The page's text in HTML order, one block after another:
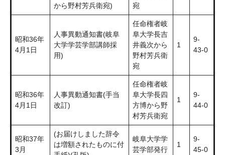
から野村芳兵衛宛)
宛
昭和36年
4月1日
人事異動通知書(岐阜
大学学芸学部講師採
用)
任命権者岐
阜大学長吉
井義次から
野村芳兵衛
宛
1
9-
43-0
昭和36年
4月1日
人事異動通知書(手当
改訂)
任命権者岐
阜大学長四
方博から野
村芳兵衛宛
1
9-
44-0
昭和37年
3月
(お届けしました辞令
は増額されたものに付
岐阜大学学
芸学部発行
1
9-
45-0